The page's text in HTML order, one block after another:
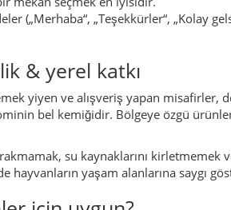
yerine sakin termal bölgeleri tercih
çekmeyi ve doğayı doğal hâliyle
dinlenmek isteyen çiftler ve yalnız
Türkiye’nin iç bölgelerini tanımak
Mercimek ve kuru fasulye
gelen peynirler, yöresel bal,
kebabıve yoğurtla zenginleştirilen
atıştırmalık hem de hafif öğün